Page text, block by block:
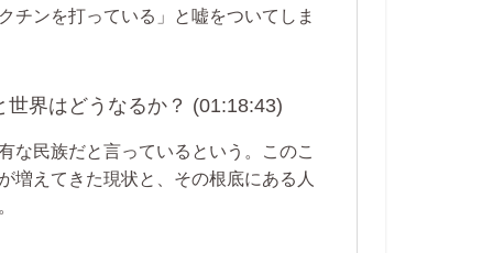
チンを打っている」と嘘をついてしま
界はどうなるか？ (01:18:43)
な民族だと言っているという。このこ
増えてきた現状と、その根底にある人